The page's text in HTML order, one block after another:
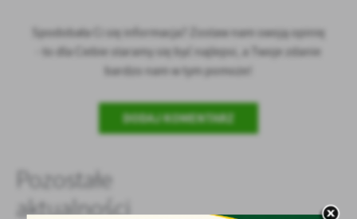
Spodobała Ci się informacja? Zostaw nam swoją opinię
- to dla Ciebie staramy się być najlepsi, a Twoje zdanie
bardzo nam w tym pomoże!
DODAJ KOMENTARZ
Pozostałe
aktualności